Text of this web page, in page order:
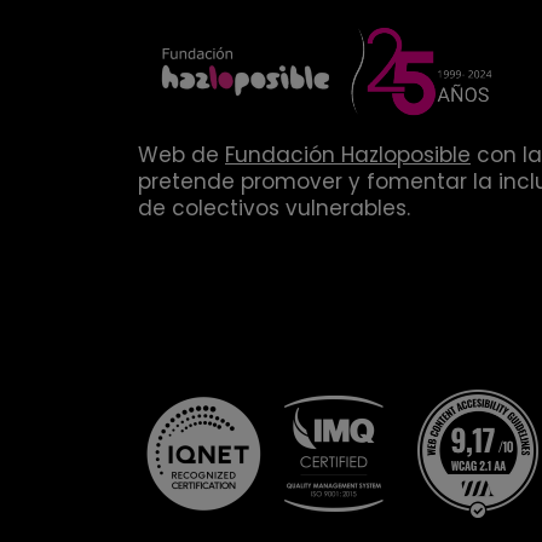
Web de Fundación Hazloposible con
pretende promover y fomentar la
de colectivos vulnerables.